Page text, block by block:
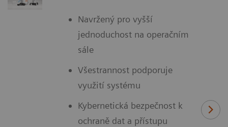
Navržený pro vyšší
jednoduchost na operačním
sále
Všestrannost podporuje
využití systému
Kybernetická bezpečnost k
ochraně dat a přístupu